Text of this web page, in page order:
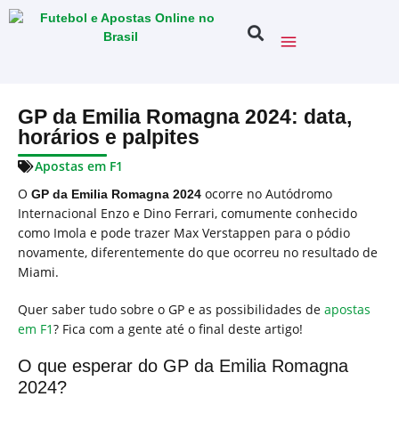
GP da Emilia Romagna 2024: data,
horários e palpites
Apostas em F1
O GP da Emilia Romagna 2024 ocorre no Autódromo
Internacional Enzo e Dino Ferrari, comumente conhecido
como Imola e pode trazer Max Verstappen para o pódio
novamente, diferentemente do que ocorreu no resultado de
Miami.
Quer saber tudo sobre o GP e as possibilidades de apostas
em F1? Fica com a gente até o final deste artigo!
O que esperar do GP da Emilia Romagna
2024?